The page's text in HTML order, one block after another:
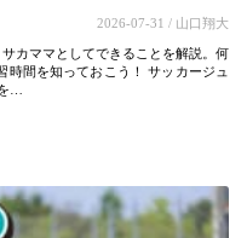
2026-07-31 / 山口翔大
カママとしてできることを解説。何
時間を知っておこう！ サッカージュ
…